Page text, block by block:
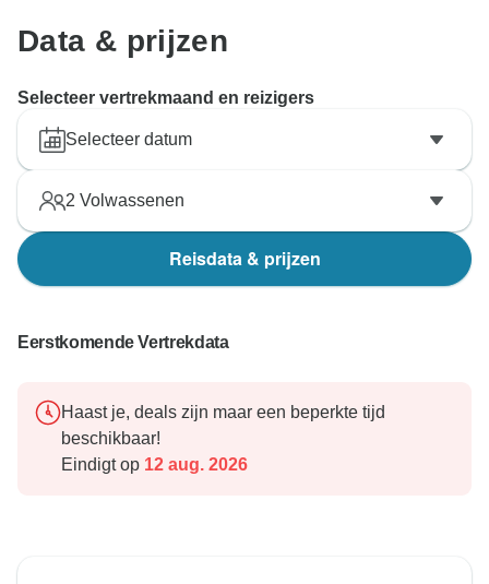
Data & prijzen
Selecteer vertrekmaand en reizigers
Selecteer datum
2 Volwassenen
Reisdata & prijzen
Eerstkomende Vertrekdata
Haast je, deals zijn maar een beperkte tijd
beschikbaar!
Eindigt op 12 aug. 2026